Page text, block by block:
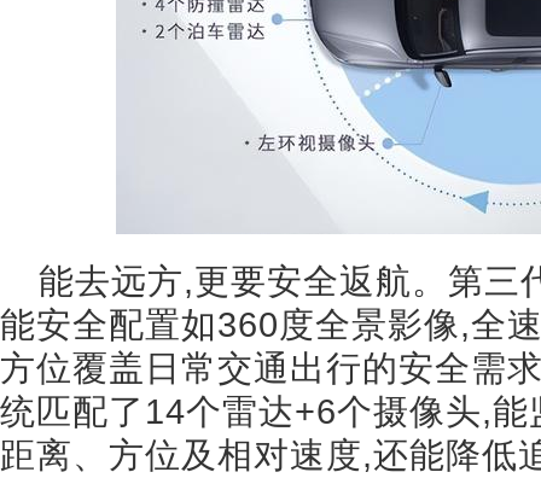
能去远方,更要安全返航。第三
能安全配置如360度全景影像,全
方位覆盖日常交通出行的安全需
统匹配了14个雷达+6个摄像头,
距离、方位及相对速度,还能降低